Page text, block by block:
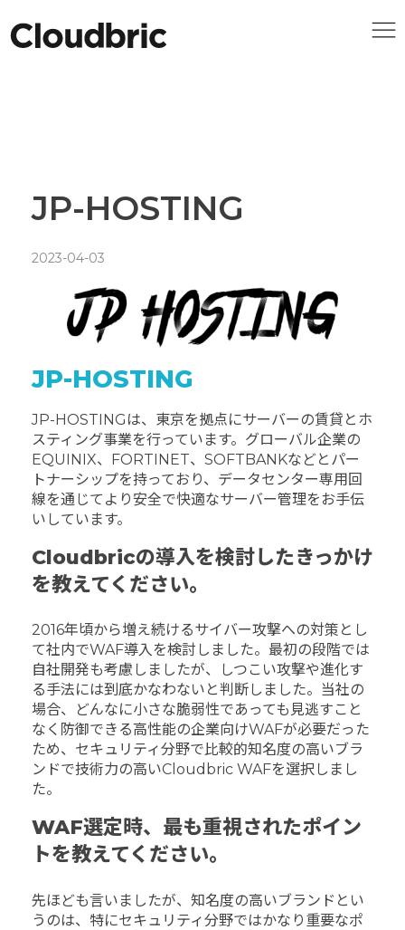
JP-HOSTING
2023-04-03
JP-HOSTING
JP-HOSTINGは、東京を拠点にサーバーの賃貸とホ
スティング事業を行っています。グローバル企業の
EQUINIX、FORTINET、SOFTBANKなどとパー
トナーシップを持っており、データセンター専用回
線を通じてより安全で快適なサーバー管理をお手伝
いしています。
Cloudbricの導入を検討したきっかけ
を教えてください。
2016年頃から増え続けるサイバー攻撃への対策とし
て社内でWAF導入を検討しました。最初の段階では
自社開発も考慮しましたが、しつこい攻撃や進化す
る手法には到底かなわないと判断しました。当社の
場合、どんなに小さな脆弱性であっても見逃すこと
なく防御できる高性能の企業向けWAFが必要だった
ため、セキュリティ分野で比較的知名度の高いブラ
ンドで技術力の高いCloudbric WAFを選択しまし
た。
WAF選定時、最も重視されたポイン
トを教えてください。
先ほども言いましたが、知名度の高いブランドとい
うのは、特にセキュリティ分野ではかなり重要なポ